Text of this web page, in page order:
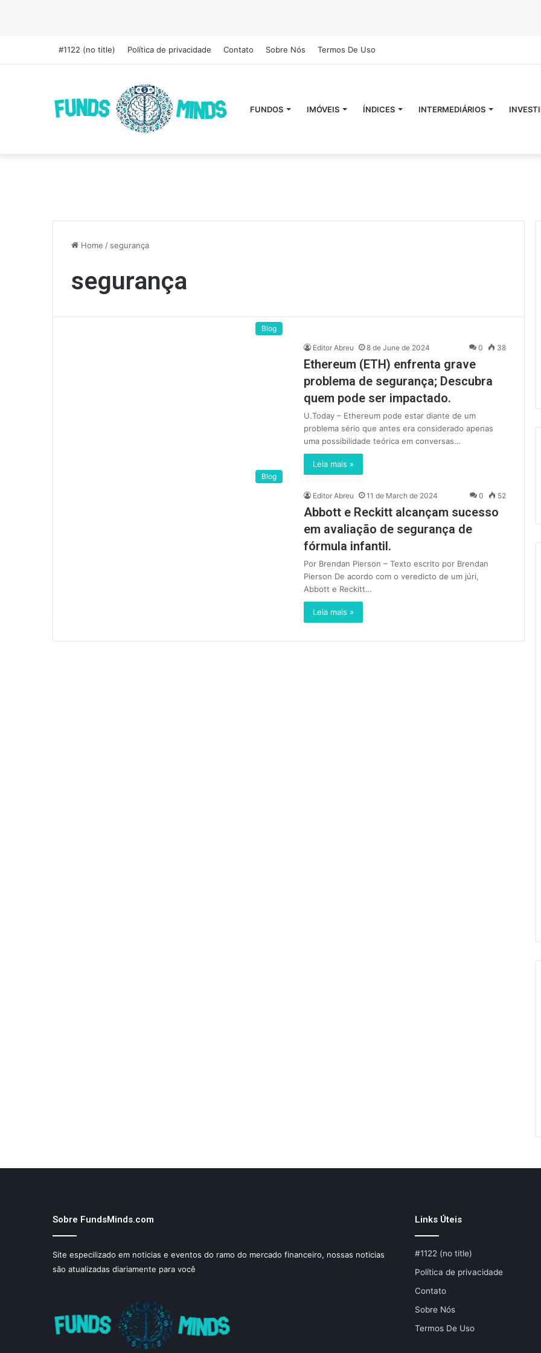
#1122 (no title) Política de privacidade Contato Sobre Nós Termos De Uso
FUNDOS IMÓVEIS ÍNDICES INTERMEDIÁRIOS
Home / segurança
segurança
Blog
Editor Abreu 8 de June de 2024 0 38
Ethereum (ETH) enfrenta grave
problema de segurança; Descubra
quem pode ser impactado.
U.Today – Ethereum pode estar diante de um
problema sério que antes era considerado apenas
uma possibilidade teórica em conversas…
Leia mais »
Blog
Editor Abreu 11 de March de 2024 0 52
Abbott e Reckitt alcançam sucesso
em avaliação de segurança de
fórmula infantil.
Por Brendan Pierson – Texto escrito por Brendan
Pierson De acordo com o veredicto de um júri,
Abbott e Reckitt…
Leia mais »
Sobre FundsMinds.com
Site especilizado em noticias e eventos do ramo do mercado financeiro, nossas noticias
são atualizadas diariamente para você
Links Úteis
#1122 (no title)
Política de privacidade
Contato
Sobre Nós
Termos De Uso